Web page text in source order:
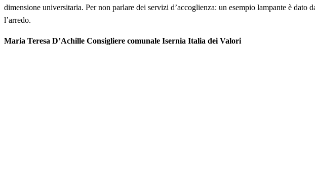
dimensione universitaria. Per non parlare dei servizi d’accoglienza: un esempio lampante è
l’arredo.
Maria Teresa D’Achille Consigliere comunale Isernia Italia dei Valori